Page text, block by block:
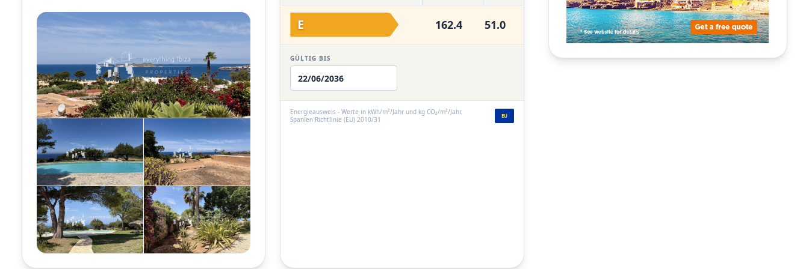
E 162.4 51.0
GÜLTIG BIS
22/06/2036
Energieausweis - Werte in kWh/m²/Jahr und kg CO₂/m²/Jahr.
Spanien Richtlinie (EU) 2010/31
EU